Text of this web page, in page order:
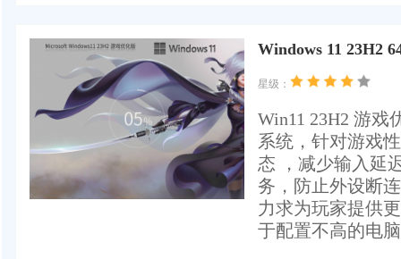
Windows 11 23H2
星级：
Win11 23H2 游
系统，针对游戏
态 ，减少输入延
务，防止外设断
力求为玩家提供
于配置不高的电